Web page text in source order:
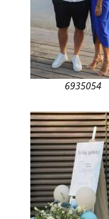
6935054